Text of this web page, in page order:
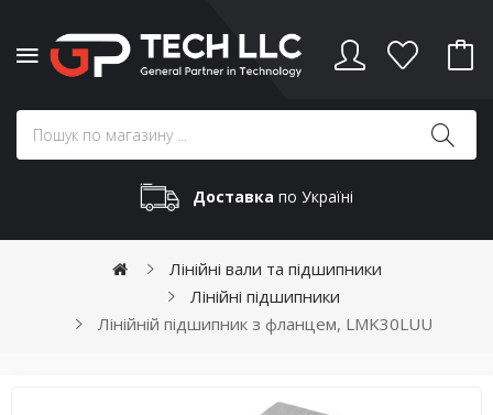
Доставка по Україні
Лінійні вали та підшипники
Лінійні підшипники
Лінійній підшипник з фланцем, LMK30LUU